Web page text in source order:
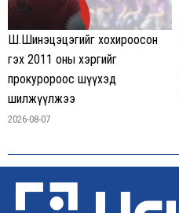
Ш.Шинэцэцэгийг хохироосон
гэх 2011 оны хэргийг
прокуророос шүүхэд
шилжүүлжээ
2026-08-07